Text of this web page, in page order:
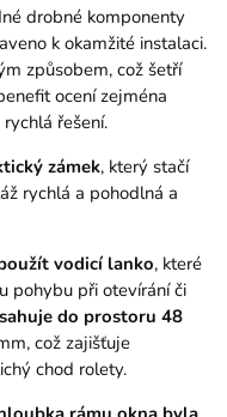
drobné komponenty
k okamžité instalaci.
způsobem, což šetří
ocení zejména
řešení.
zámek, který stačí
rychlá a pohodlná a
vodicí lanko, které
pohybu při otevírání či
do prostoru 48
což zajišťuje
chod rolety.